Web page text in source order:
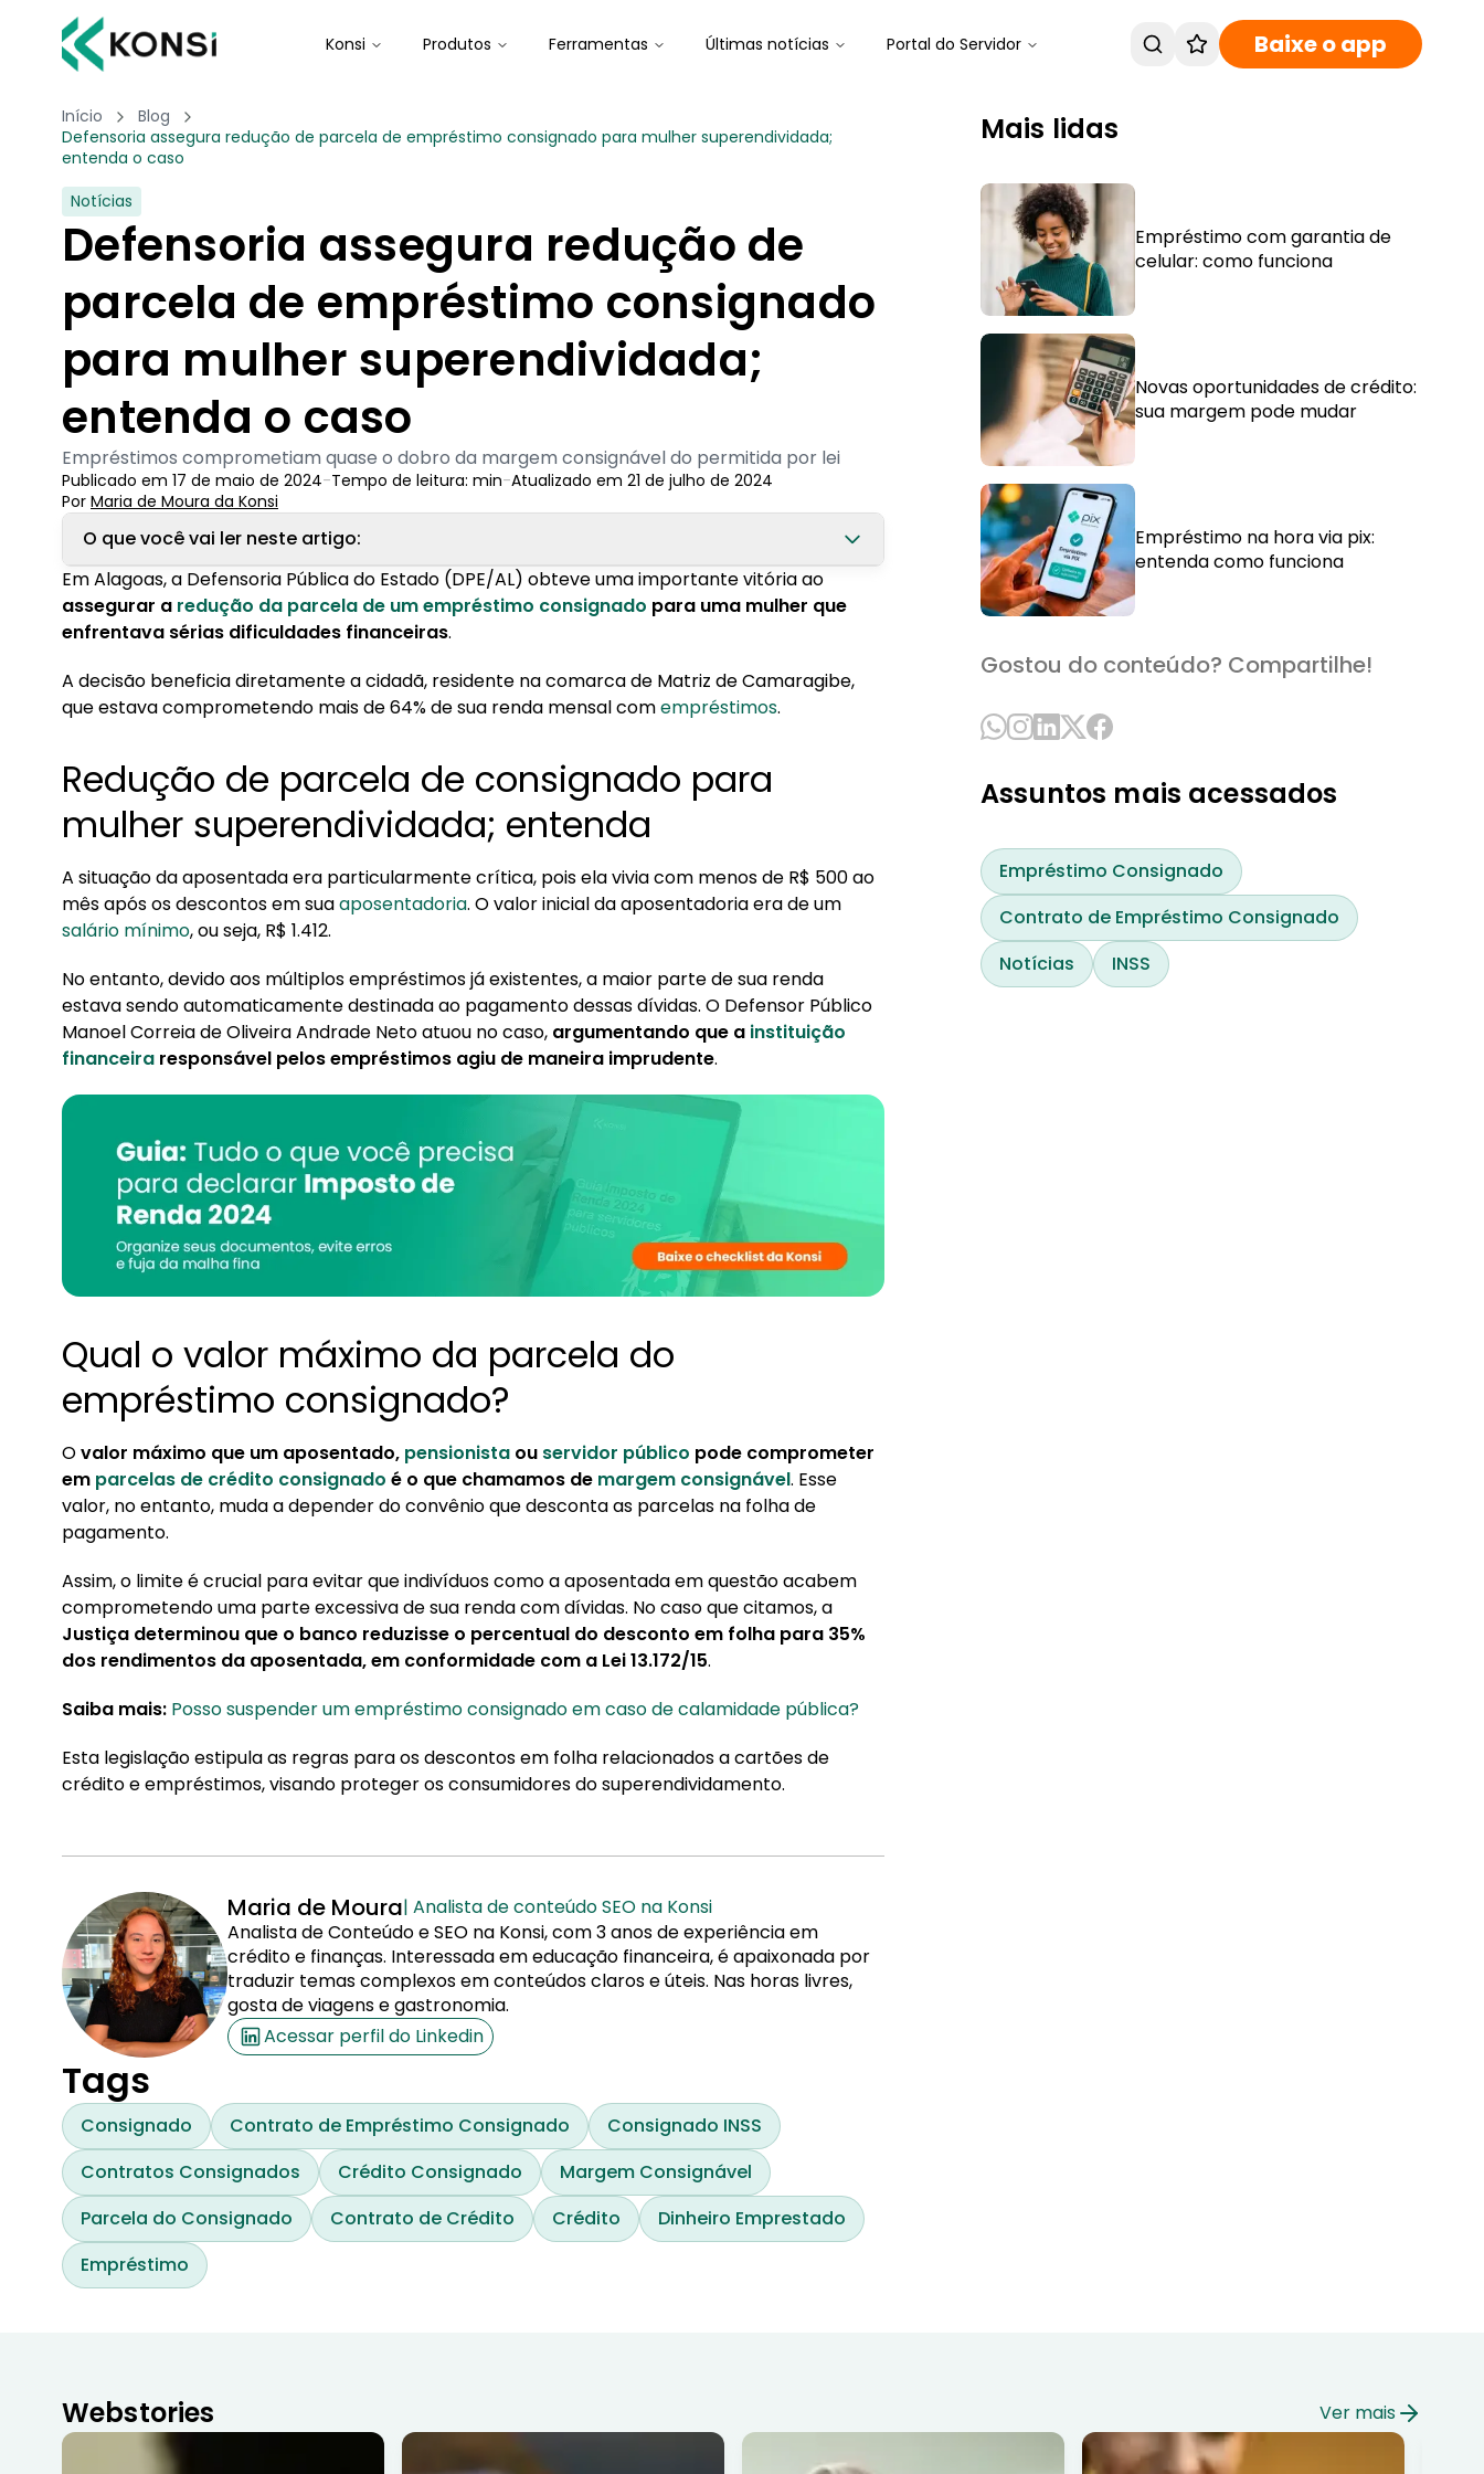
Konsi Produtos Ferramentas Últimas notícias Portal do Servidor Baixe o app
Início
Blog
Defensoria assegura redução de parcela de empréstimo consignado para mulher superendividada;
entenda o caso
Notícias
Defensoria assegura redução de
parcela de empréstimo consignado
para mulher superendividada;
entenda o caso
Empréstimos comprometiam quase o dobro da margem consignável do permitida por lei
Publicado em 17 de maio de 2024-Tempo de leitura: min-Atualizado em 21 de julho de 2024
Por Maria de Moura da Konsi
O que você vai ler neste artigo:
1. Redução de parcela de consignado para mulher superendividada; entenda
2. Qual o valor máximo da parcela do empréstimo consignado?
Em Alagoas, a Defensoria Pública do Estado (DPE/AL) obteve uma importante vitória ao
assegurar a redução da parcela de um empréstimo consignado para uma mulher que
enfrentava sérias dificuldades financeiras.
A decisão beneficia diretamente a cidadã, residente na comarca de Matriz de Camaragibe,
que estava comprometendo mais de 64% de sua renda mensal comempréstimos.
Redução de parcela de consignado para
mulher superendividada; entenda
A situação da aposentada era particularmente crítica, pois ela vivia com menos de R$ 500 ao
mês após os descontos em suaaposentadoria. O valor inicial da aposentadoria era de um
salário mínimo, ou seja, R$ 1.412.
No entanto, devido aos múltiplos empréstimos já existentes, a maior parte de sua renda
estava sendo automaticamente destinada ao pagamento dessas dívidas. O Defensor Público
Manoel Correia de Oliveira Andrade Neto atuou no caso, argumentando que a instituição
financeira responsável pelos empréstimos agiu de maneira imprudente.
Qual o valor máximo da parcela do
empréstimo consignado?
Ovalor máximo que um aposentado, pensionista ou servidor público pode comprometer
em parcelas de crédito consignado é o que chamamos de margem consignável. Esse
valor, no entanto, muda a depender do convênio que desconta as parcelas na folha de
pagamento.
Assim, o limite é crucial para evitar que indivíduos como a aposentada em questão acabem
comprometendo uma parte excessiva de sua renda com dívidas. No caso que citamos, a
Justiça determinou que o banco reduzisse o percentual do desconto em folha para 35%
dos rendimentos da aposentada, em conformidade com a Lei 13.172/15.
Saiba mais: Posso suspender um empréstimo consignado em caso de calamidade pública?
Esta legislação estipula as regras para os descontos em folha relacionados a cartões de
crédito e empréstimos, visando proteger os consumidores do superendividamento.
Maria de Moura| Analista de conteúdo SEO na Konsi
Analista de Conteúdo e SEO na Konsi, com 3 anos de experiência em
crédito e finanças. Interessada em educação financeira, é apaixonada por
traduzir temas complexos em conteúdos claros e úteis. Nas horas livres,
gosta de viagens e gastronomia.
Acessar perfil do Linkedin
Tags
Consignado Contrato de Empréstimo Consignado
Consignado INSS
Contratos Consignados
Crédito Consignado
Margem Consignável
Parcela do Consignado
Contrato de Crédito Crédito
Dinheiro Emprestado
Empréstimo
Mais lidas
Empréstimo com garantia de
celular: como funciona
Novas oportunidades de crédito:
sua margem pode mudar
Empréstimo na hora via pix:
entenda como funciona
Gostou do conteúdo? Compartilhe!
Assuntos mais acessados
Empréstimo Consignado
Contrato de Empréstimo Consignado
Notícias
INSS
Webstories Ver mais